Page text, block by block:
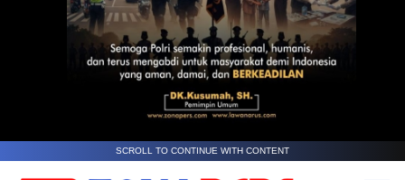
SCROLL TO CONTINUE WITH CONTENT